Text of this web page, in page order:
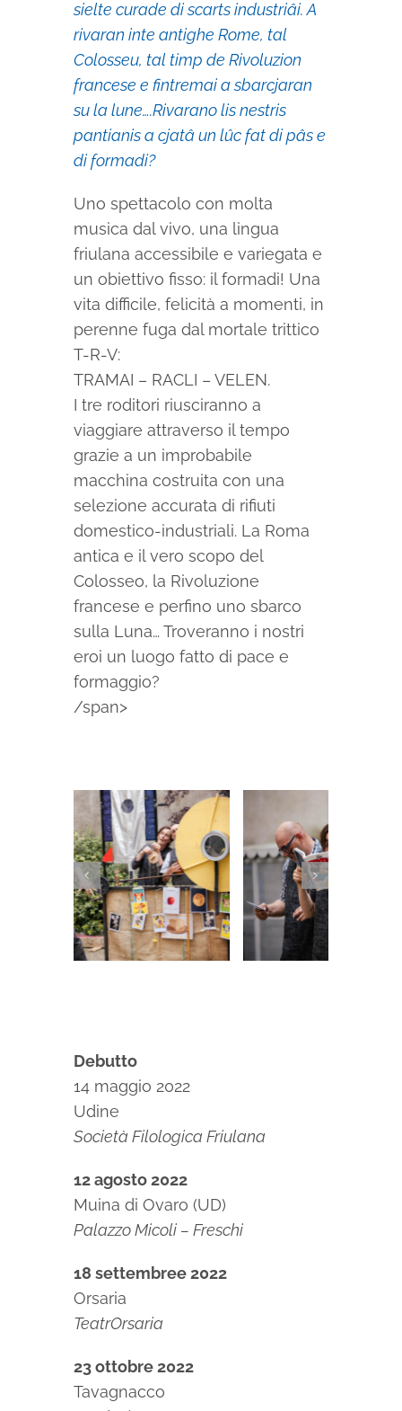
sielte curade di scarts industriâi. A
rivaran inte antighe Rome, tal
Colosseu, tal timp de Rivoluzion
francese e fintremai a sbarcjaran
su la lune….Rivarano lis nestris
pantianis a cjatâ un lûc fat di pâs e
di formadi?
Uno spettacolo con molta
musica dal vivo, una lingua
friulana accessibile e variegata e
un obiettivo fisso: il formadi! Una
vita difficile, felicità a momenti, in
perenne fuga dal mortale trittico
T-R-V:
TRAMAI – RACLI – VELEN.
I tre roditori riusciranno a
viaggiare attraverso il tempo
grazie a un improbabile
macchina costruita con una
selezione accurata di rifiuti
domestico-industriali. La Roma
antica e il vero scopo del
Colosseo, la Rivoluzione
francese e perfino uno sbarco
sulla Luna… Troveranno i nostri
eroi un luogo fatto di pace e
formaggio?
/span>
Debutto
14 maggio 2022
Udine
Società Filologica Friulana
12 agosto 2022
Muina di Ovaro (UD)
Palazzo Micoli – Freschi
18 settembree 2022
Orsaria
TeatrOrsaria
23 ottobre 2022
Tavagnacco